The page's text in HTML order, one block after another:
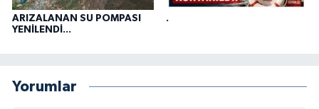
ARIZALANAN SU POMPASI
YENİLENDİ...
.
Yorumlar